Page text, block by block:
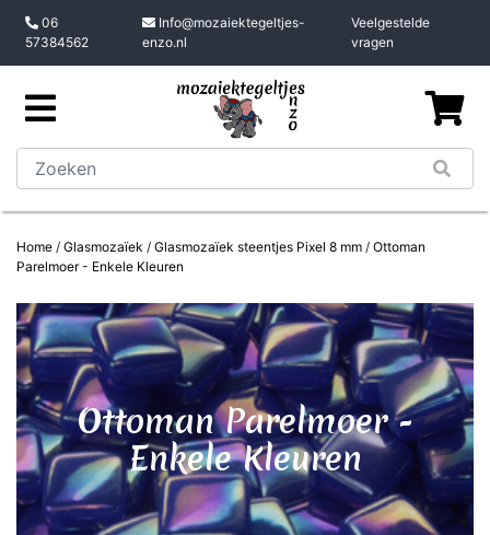
06
57384562
Info@mozaiektegeltjes-
enzo.nl
Veelgestelde
vragen
Home / Glasmozaïek / Glasmozaïek steentjes Pixel 8 mm / Ottoman
Parelmoer - Enkele Kleuren
Ottoman Parelmoer -
Enkele Kleuren